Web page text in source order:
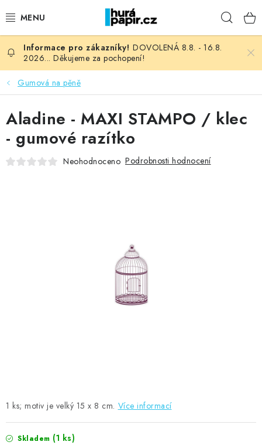
na
NOVINKY
HURÁ DÍLNA
VŠECHNO ZBOŽÍ
KNIHAŘSKÝ MATERIÁL
DOVOLENÁ 8.8. - 16.8.
2026... Děkujeme za pochopení!
Gumová na pěně
1 ks; motiv je velký 15 x 8 cm. Více informací
Skladem (1 ks)
Aladine - MAXI STAMPO / klec
- gumové razítko
Neohodnoceno Podrobnosti hodnocení